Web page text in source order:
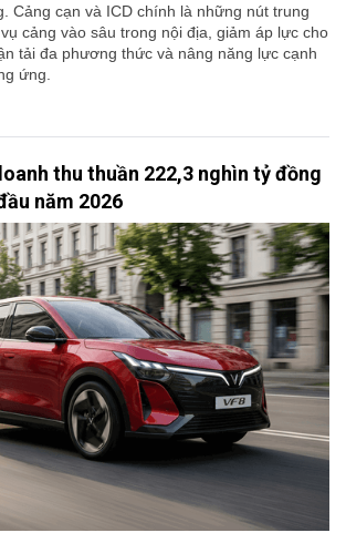
Cảng cạn và ICD chính là những nút trung
cảng vào sâu trong nội địa, giảm áp lực cho
tải đa phương thức và nâng năng lực cạnh
ứng.
thu thuần 222,3 nghìn tỷ đồng
năm 2026